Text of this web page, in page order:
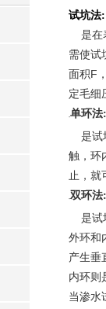
试坑法:
是在
需使试
面积F
定毛细
单环法:
是试
触，环
止，就
双环法:
是试
外环和
产生垂
内环则
当渗水